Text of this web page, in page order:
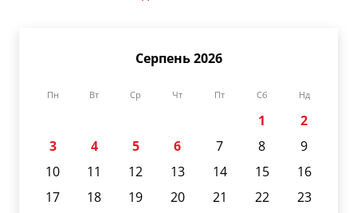
Серпень 2026
Пн Вт Ср Чт Пт Сб Нд
1
2
3
4 5 6 7 8
9
10
11 12 13 14 15
16
17
18 19 20 21 22
23